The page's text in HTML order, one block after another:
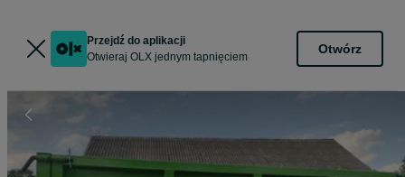
Przejdź do aplikacji
Otwieraj OLX jednym tapnięciem
Otwórz